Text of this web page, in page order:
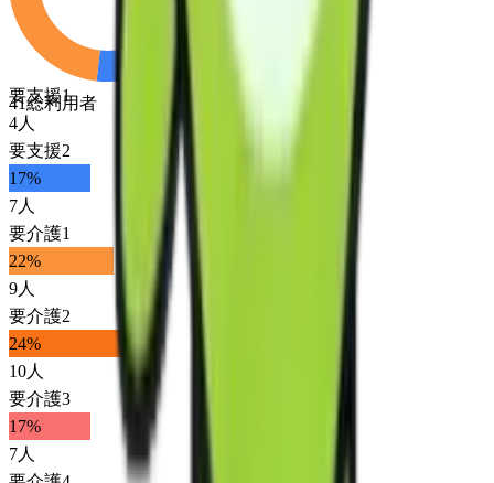
41総利用者
要支援1
4人
要支援2
17%
7人
要介護1
22%
9人
要介護2
24%
10人
要介護3
17%
7人